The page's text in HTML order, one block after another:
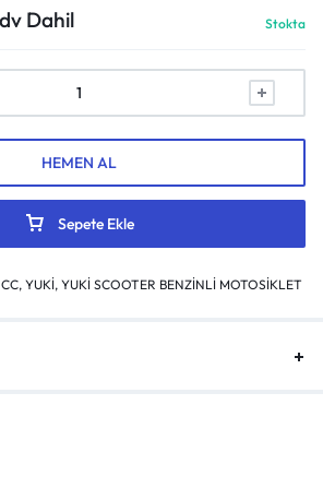
Dahil Stokta
Sepete Ekle
HEMEN AL
, YUKİ, YUKİ SCOOTER BENZİNLİ MOTOSİKLET